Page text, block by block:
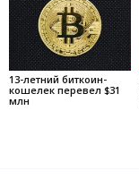
13-летний биткоин-
кошелек перевел $31
млн